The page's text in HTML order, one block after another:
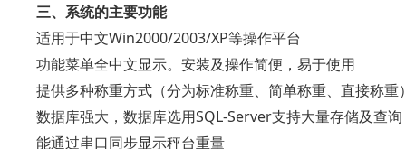
三、系统的主要功能
适用于中文Win2000/2003/XP等操作平台
功能菜单全中文显示。安装及操作简便，易于使用
提供多种称重方式（分为标准称重、简单称重、直接称重
数据库强大，数据库选用SQL-Server支持大量存储及查询
能通过串口同步显示秤台重量